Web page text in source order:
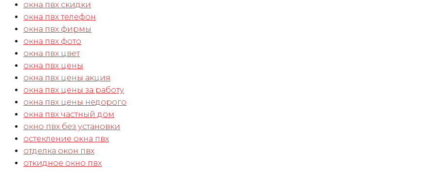
окна пвх скидки
окна пвх телефон
окна пвх фирмы
окна пвх фото
окна пвх цвет
окна пвх цены
окна пвх цены акция
окна пвх цены за работу
окна пвх цены недорого
окна пвх частный дом
окно пвх без установки
остекление окна пвх
отделка окон пвх
откидное окно пвх